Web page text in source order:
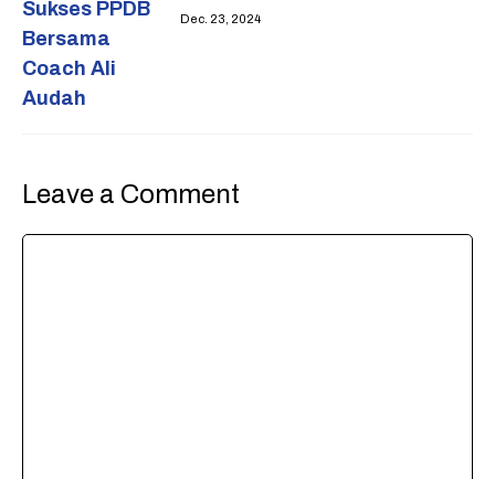
Dec. 23, 2024
Leave a Comment
Comment